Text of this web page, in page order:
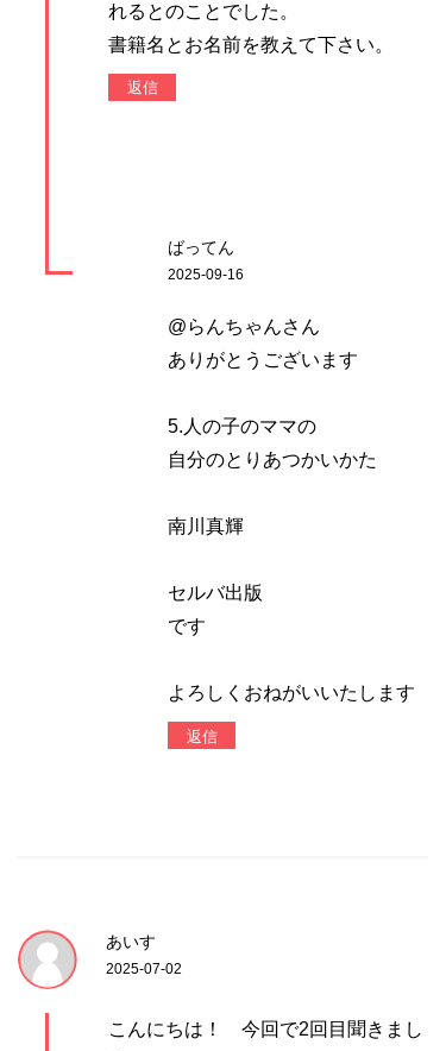
れるとのことでした。
書籍名とお名前を教えて下さい。
返信
ばってん
2025-09-16
@らんちゃんさん
ありがとうございます
5.人の子のママの
自分のとりあつかいかた
南川真輝
セルバ出版
です
よろしくおねがいいたします
返信
あいす
2025-07-02
こんにちは！ 今回で2回目聞きまし